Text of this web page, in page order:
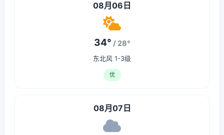
08月06日
34° / 28°
东北风 1-3级
优
08月07日